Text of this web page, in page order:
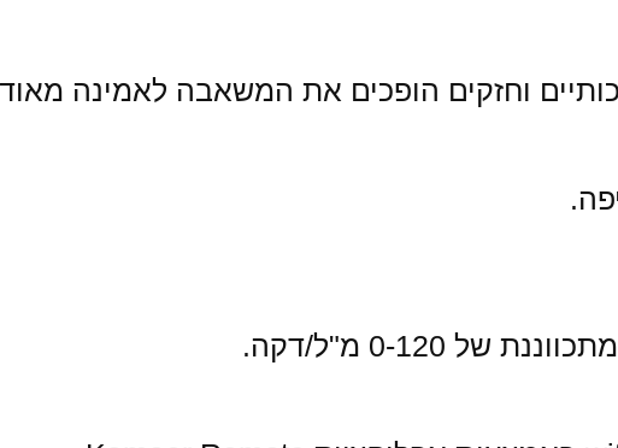
וחזקים הופכים את המשאבה לאמינה
של 0-120 מ"ל/דקה.